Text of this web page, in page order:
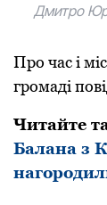
Дмитро
Про час і
громаді
Читайте
Балана з